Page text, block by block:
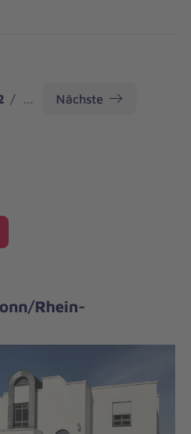
… Nächste
Rhein-